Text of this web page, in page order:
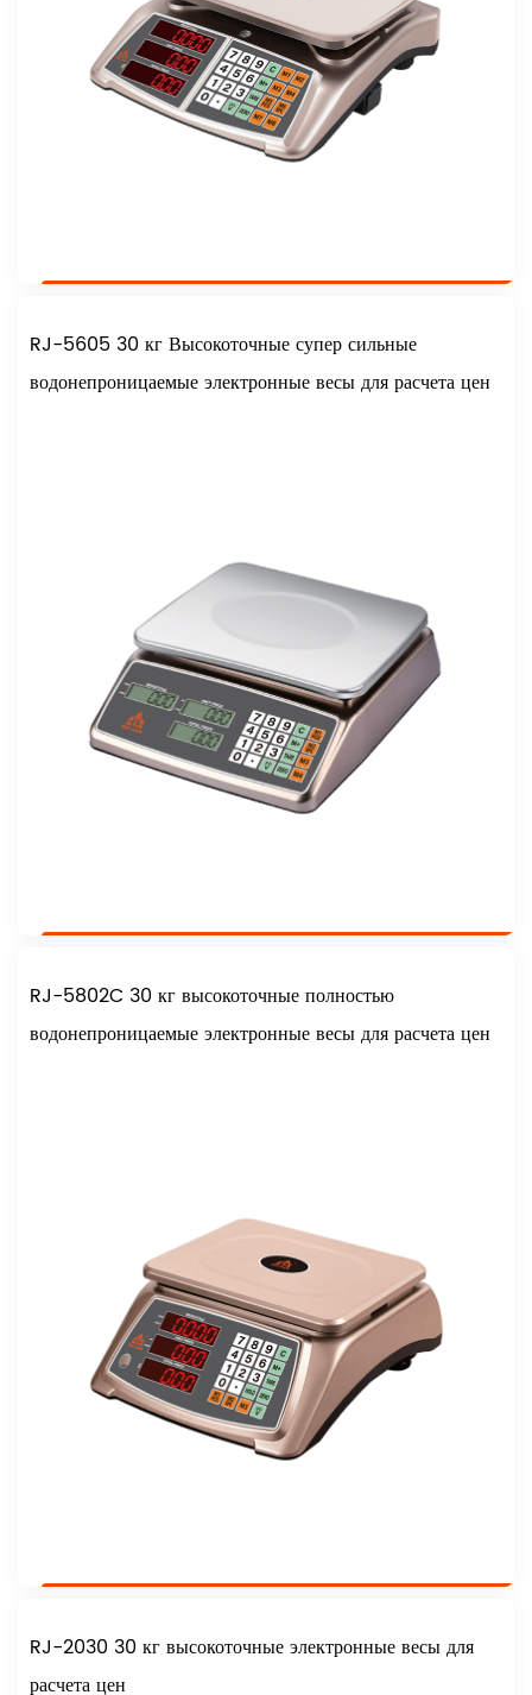
RJ-5605 30 кг Высокоточные супер сильные
водонепроницаемые электронные весы для расчета цен
RJ-5802C 30 кг высокоточные полностью
водонепроницаемые электронные весы для расчета цен
RJ-2030 30 кг высокоточные электронные весы для
расчета цен